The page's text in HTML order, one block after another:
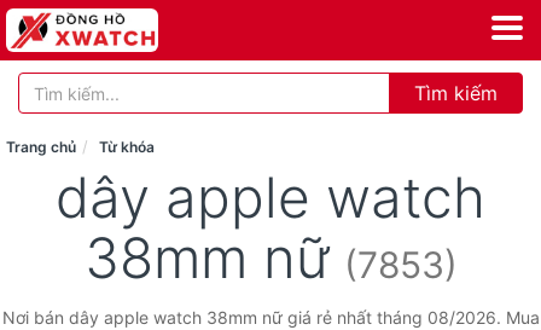
Tìm kiếm
Trang chủ Từ khóa
dây apple watch
38mm nữ (7853)
Nơi bán dây apple watch 38mm nữ giá rẻ nhất tháng 08/2026. Mua